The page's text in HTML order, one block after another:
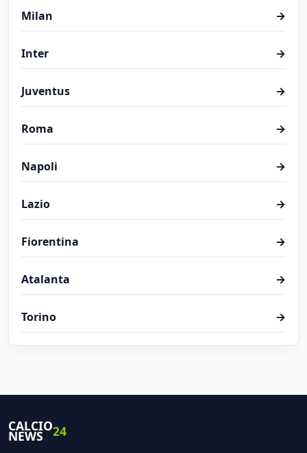
Milan →
Inter →
Juventus →
Roma →
Napoli →
Lazio →
Fiorentina →
Atalanta →
Torino →
CALCIO
NEWS 24